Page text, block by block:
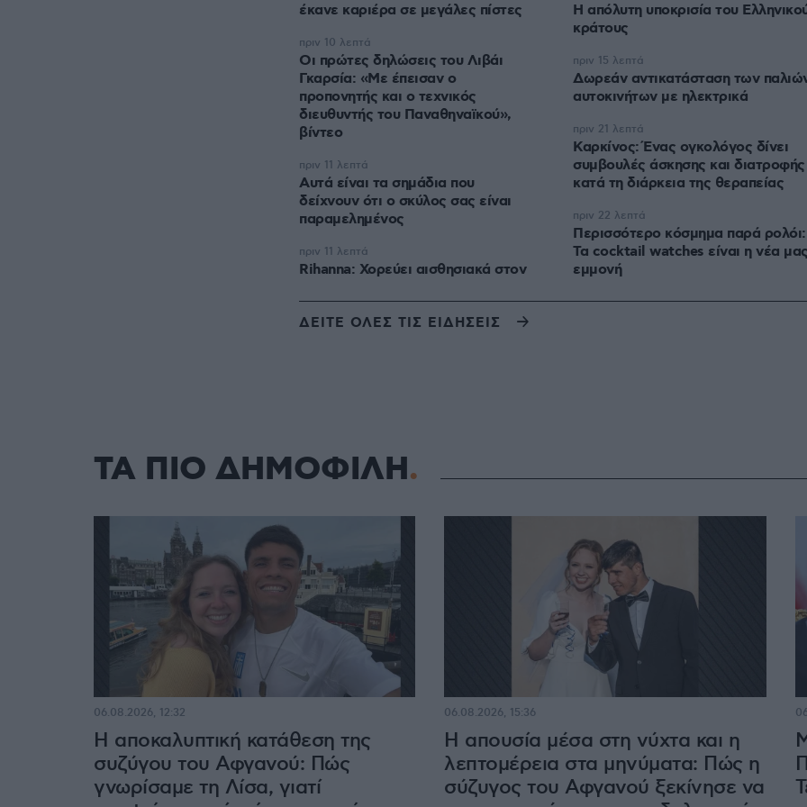
έκανε καριέρα σε μεγάλες πίστες
Οι πρώτες δηλώσεις του Λιβάι
Γκαρσία: «Με έπεισαν ο
προπονητής και ο τεχνικός
διευθυντής του Παναθηναϊκού»,
βίντεο
πριν 10 λεπτά
Αυτά είναι τα σημάδια που
δείχνουν ότι ο σκύλος σας είναι
παραμελημένος
πριν 11 λεπτά
Rihanna: Χορεύει αισθησιακά στον
πριν 11 λεπτά
Η απόλυτη υποκρισία του
κράτους
Δωρεάν αντικατάσταση των
αυτοκινήτων με ηλεκτρικά
πριν 15 λεπτά
Καρκίνος: Ένας ογκολόγος δίνει
συμβουλές άσκησης και διατροφής
κατά τη διάρκεια της θεραπείας
πριν 21 λεπτά
Περισσότερο κόσμημα παρά ρολόι:
Τα cocktail watches είναι η νέα
εμμονή
πριν 22 λεπτά
ΔΕΙΤΕ ΟΛΕΣ ΤΙΣ ΕΙΔΗΣΕΙΣ
ΤΑ ΠΙΟ ΔΗΜΟΦΙΛΗ
Η αποκαλυπτική κατάθεση της
συζύγου του Αφγανού: Πώς
γνωρίσαμε τη Λίσα, γιατί
06.08.2026, 12:32
Η απουσία μέσα στη νύχτα και η
λεπτομέρεια στα μηνύματα: Πώς η
σύζυγος του Αφγανού ξεκίνησε να
06.08.2026, 15:36